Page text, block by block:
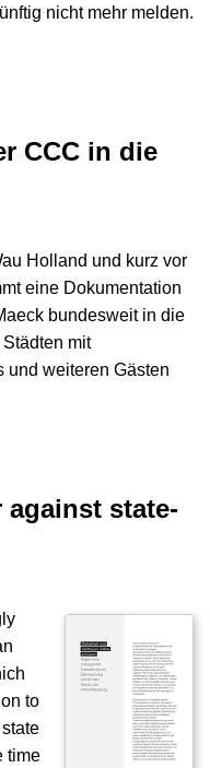
nicht mehr melden.
CCC in die
Holland und kurz vor
eine Dokumentation
bundesweit in die
mit
und weiteren Gästen
against state-
to
time